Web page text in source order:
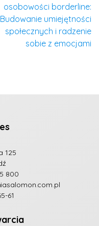
osobowości borderline:
Budowanie umiejętności
społecznych i radzenie
sobie z emocjami
125
800
61